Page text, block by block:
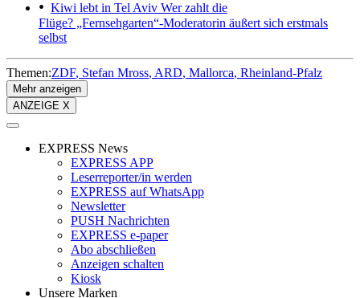
Kiwi lebt in Tel Aviv Wer zahlt die
Flüge? „Fernsehgarten“-Moderatorin äußert sich erstmals
selbst
Themen:ZDF Stefan Mross ARD Mallorca Rheinland-Pfalz
Mehr anzeigen
ANZEIGE X
EXPRESS News
EXPRESS APP
Leserreporter/in werden
EXPRESS auf WhatsApp
Newsletter
PUSH Nachrichten
EXPRESS e-paper
Abo abschließen
Anzeigen schalten
Kiosk
Unsere Marken